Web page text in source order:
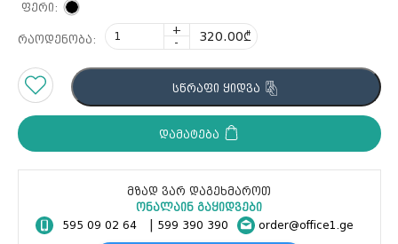
ფერი:
რაოდენობა:
+
-
320.00₾
ᲡᲬᲠᲐᲤᲘ ᲧᲘᲓᲕᲐ
დამატება
მზად ვარ დაგეხმაროთ
ონალაინ გაყიდვები
595 09 02 64 599 390 390 order@office1.ge